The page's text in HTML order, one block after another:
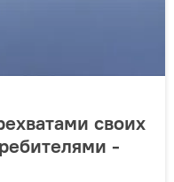
своих
-